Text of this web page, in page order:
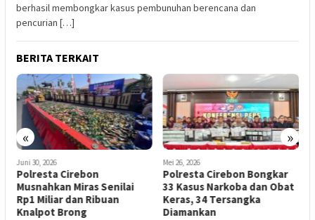
berhasil membongkar kasus pembunuhan berencana dan
pencurian […]
BERITA TERKAIT
« »
Juni 30, 2026
Polresta Cirebon
Musnahkan Miras Senilai
Rp1 Miliar dan Ribuan
Knalpot Brong
Mei 26, 2026
Polresta Cirebon Bongkar
33 Kasus Narkoba dan Obat
Keras, 34 Tersangka
Diamankan